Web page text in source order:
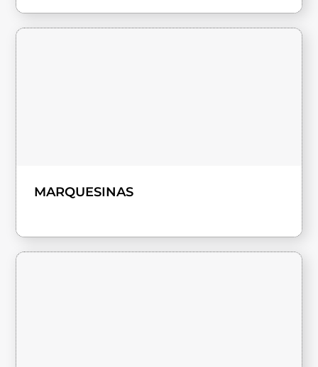
MARQUESINAS